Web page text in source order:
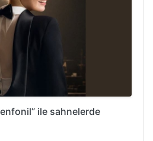
ile sahnelerde